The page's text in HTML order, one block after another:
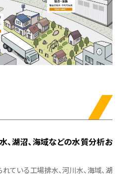
、湖沼、海域などの水質分析お
ている工場排水、河川水、海域、湖